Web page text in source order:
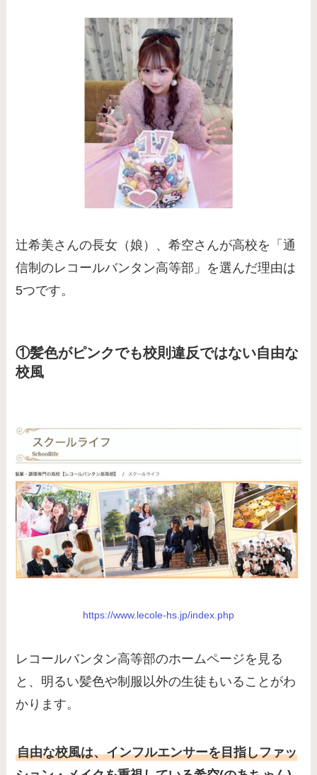
辻希美さんの長女（娘）、希空さんが高校を「通
信制のレコールバンタン高等部」を選んだ理由は
5つです。
①髪色がピンクでも校則違反ではない自由な
校風
https://www.lecole-hs.jp/index.php
レコールバンタン高等部のホームページを見る
と、明るい髪色や制服以外の生徒もいることがわ
かります。
自由な校風は、インフルエンサーを目指しファッ